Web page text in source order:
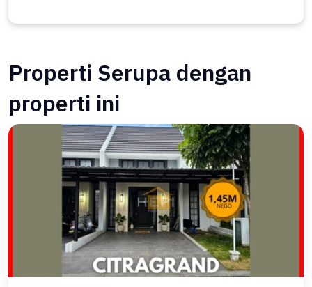
Properti Serupa dengan
properti ini